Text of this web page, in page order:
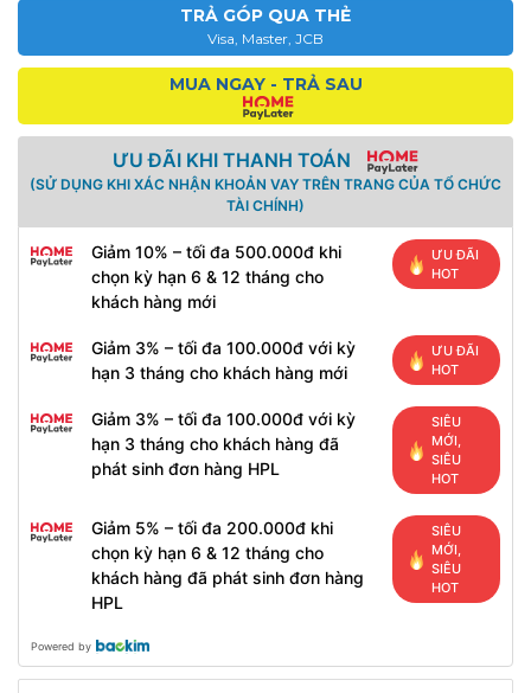
TRẢ GÓP QUA THẺ
Visa, Master, JCB
MUA NGAY - TRẢ SAU
ƯU ĐÃI KHI THANH TOÁN
(SỬ DỤNG KHI XÁC NHẬN KHOẢN VAY TRÊN TRANG CỦA TỔ CHỨC
TÀI CHÍNH)
Giảm 10% – tối đa 500.000đ khi
chọn kỳ hạn 6 & 12 tháng cho
khách hàng mới
ƯU ĐÃI
HOT
Giảm 3% – tối đa 100.000đ với kỳ
hạn 3 tháng cho khách hàng mới
ƯU ĐÃI
HOT
Giảm 3% – tối đa 100.000đ với kỳ
hạn 3 tháng cho khách hàng đã
phát sinh đơn hàng HPL
SIÊU
MỚI,
SIÊU
HOT
Giảm 5% – tối đa 200.000đ khi
chọn kỳ hạn 6 & 12 tháng cho
khách hàng đã phát sinh đơn hàng
HPL
SIÊU
MỚI,
SIÊU
HOT
Powered by